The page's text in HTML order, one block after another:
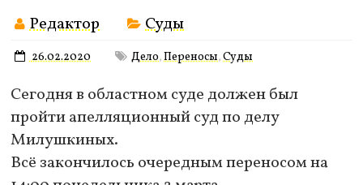
Редактор Суды
26.02.2020 Дело,Переносы,Суды
Сегодня в областном суде должен был
пройти апелляционный суд по делу
Милушкиных.
Всё закончилось очередным переносом на